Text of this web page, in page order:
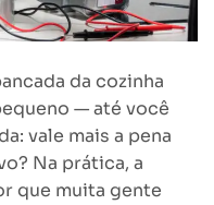
da cozinha
— até você
vale mais a pena
Na prática, a
que muita gente